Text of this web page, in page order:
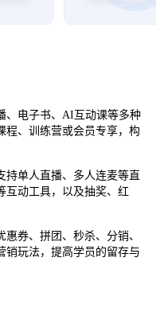
电子书、 AI互动课等多种
程、训练营或会员专享，构
持单人直播、多人连麦等直
互动工具，以及抽奖、红
券、拼团、秒杀、分销、
销玩法，提高学员的留存与